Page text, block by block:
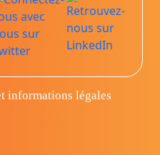
informations légales